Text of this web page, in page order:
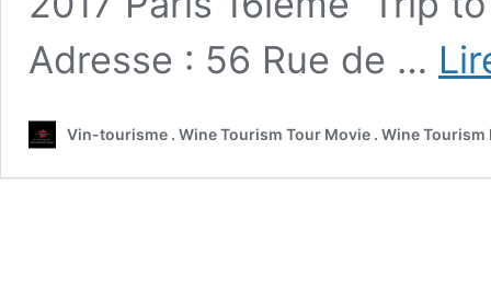
Adresse : 56 Rue de …
Vin-tourisme . Wine Tourism Tour Movie . Wine Tourism